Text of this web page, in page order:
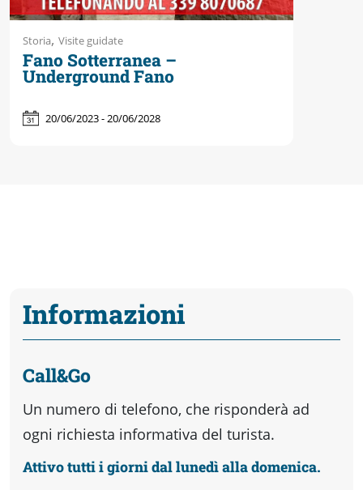
Storia, Visite guidate
Fano Sotterranea –
Underground Fano
20/06/2023 - 20/06/2028
Informazioni
Call&Go
Un numero di telefono, che risponderà ad
ogni richiesta informativa del turista.
Attivo tutti i giorni dal lunedì alla domenica.